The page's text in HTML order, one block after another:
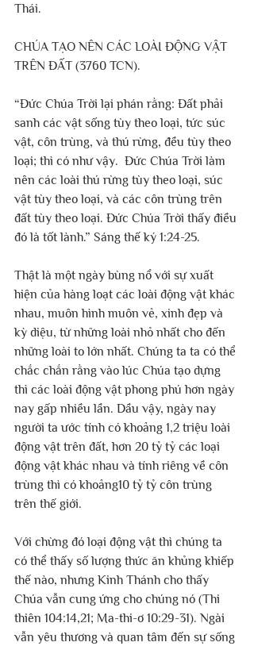
Thái.
CHÚA TẠO NÊN CÁC LOÀI ĐỘNG VẬT
TRÊN ĐẤT (3760 TCN).
“Đức Chúa Trời lại phán rằng: Đất phải
sanh các vật sống tùy theo loại, tức súc
vật, côn trùng, và thú rừng, đều tùy theo
loại; thì có như vậy. Đức Chúa Trời làm
nên các loài thú rừng tùy theo loại, súc
vật tùy theo loại, và các côn trùng trên
đất tùy theo loại. Đức Chúa Trời thấy điều
đó là tốt lành.” Sáng thế ký 1:24-25.
Thật là một ngày bùng nổ với sự xuất
hiện của hàng loạt các loài động vật khác
nhau, muôn hình muôn vẻ, xinh đẹp và
kỳ diệu, từ những loài nhỏ nhất cho đến
những loài to lớn nhất. Chúng ta ta có thể
chắc chắn rằng vào lúc Chúa tạo dựng
thì các loài động vật phong phú hơn ngày
nay gấp nhiều lần. Dầu vậy, ngày nay
người ta ước tính có khoảng 1,2 triệu loài
động vật trên đất, hơn 20 tỷ tỷ các loại
động vật khác nhau và tính riêng về côn
trùng thì có khoảng10 tỷ tỷ côn trùng
trên thế giới.
Với chừng đó loại động vật thì chúng ta
có thể thấy số lượng thức ăn khủng khiếp
thế nào, nhưng Kinh Thánh cho thấy
Chúa vẫn cung ứng cho chúng nó (Thi
thiên 104:14,21; Ma-thi-ơ 10:29-31). Ngài
vẫn yêu thương và quan tâm đến sự sống